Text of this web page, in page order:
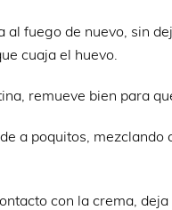
al fuego de nuevo, sin
cuaja el huevo.
remueve bien para
a poquitos,
con la crema,